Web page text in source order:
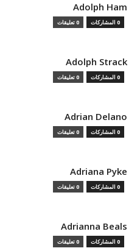
Adolph Ham
0 المشاركات 0 تعليقات
Adolph Strack
0 المشاركات 0 تعليقات
Adrian Delano
0 المشاركات 0 تعليقات
Adriana Pyke
0 المشاركات 0 تعليقات
Adrianna Beals
0 المشاركات 0 تعليقات